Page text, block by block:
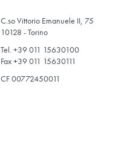
C.so Vittorio Emanuele II, 75
10128 - Torino
Tel. +39 011 15630100
Fax +39 011 15630111
CF 00772450011